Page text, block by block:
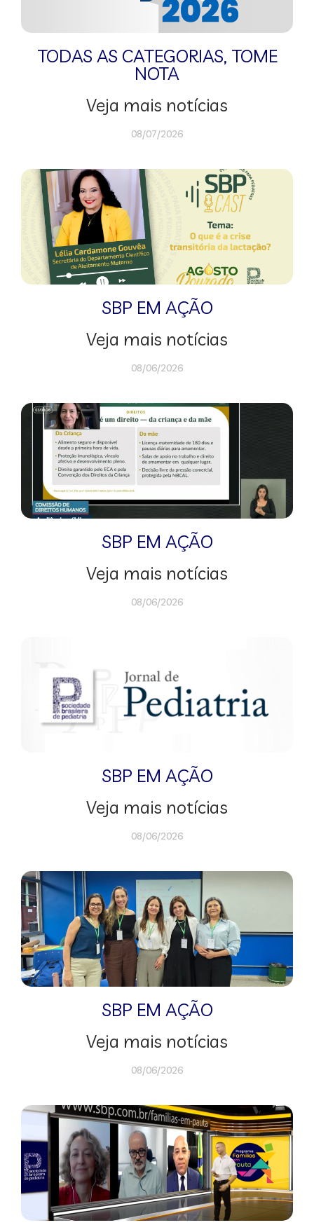
TODAS AS CATEGORIAS, TOME
NOTA
Veja mais notícias
08/07/2026
SBP EM AÇÃO
Veja mais notícias
08/06/2026
SBP EM AÇÃO
Veja mais notícias
08/06/2026
SBP EM AÇÃO
Veja mais notícias
08/06/2026
SBP EM AÇÃO
Veja mais notícias
08/06/2026